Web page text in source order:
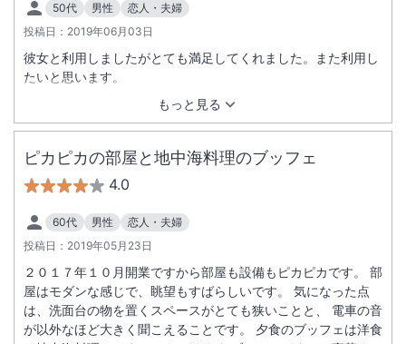
50代 男性
恋人・夫婦
投稿日： 2019年06月03日
もっと見る
彼女と利用しましたがとても満足してくれました。また利用し
たいと思います。
ピカピカの部屋と地中海料理のブッフェ
4.0
60代 男性
恋人・夫婦
投稿日： 2019年05月23日
２０１７年１０月開業ですから部屋も設備もピカピカです。 部
屋はモダンな感じで、眺望もすばらしいです。 気になった点
は、洗面台の物を置くスペースがとても狭いことと、 電車の音
が以外なほど大きく聞こえることです。 夕食のブッフェは洋食